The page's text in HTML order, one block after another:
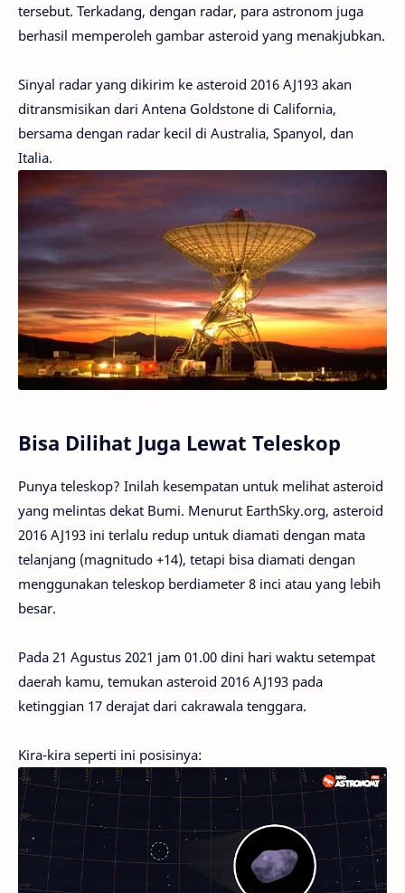
tersebut. Terkadang, dengan radar, para astronom juga
berhasil memperoleh gambar asteroid yang menakjubkan.
Sinyal radar yang dikirim ke asteroid 2016 AJ193 akan
ditransmisikan dari Antena Goldstone di California,
bersama dengan radar kecil di Australia, Spanyol, dan
Italia.
Bisa Dilihat Juga Lewat Teleskop
Punya teleskop? Inilah kesempatan untuk melihat asteroid
yang melintas dekat Bumi. Menurut EarthSky.org, asteroid
2016 AJ193 ini terlalu redup untuk diamati dengan mata
telanjang (magnitudo +14), tetapi bisa diamati dengan
menggunakan teleskop berdiameter 8 inci atau yang lebih
besar.
Pada 21 Agustus 2021 jam 01.00 dini hari waktu setempat
daerah kamu, temukan asteroid 2016 AJ193 pada
ketinggian 17 derajat dari cakrawala tenggara.
Kira-kira seperti ini posisinya: